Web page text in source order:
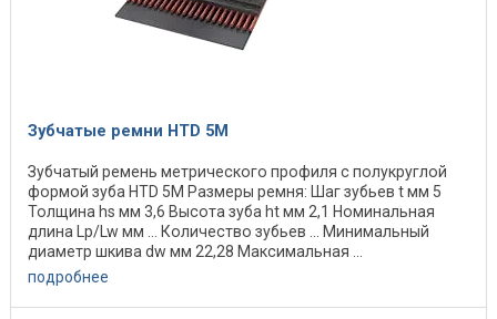
Зубчатые ремни HTD 5M
Зубчатый ремень метрического профиля с полукруглой
формой зуба HTD 5M Размеры ремня: Шаг зубьев t мм 5
Толщина hs мм 3,6 Высота зуба ht мм 2,1 Номинальная
длина Lp/Lw мм … Количество зубьев … Минимальный
диаметр шкива dw мм 22,28 Максимальная ...
подробнее